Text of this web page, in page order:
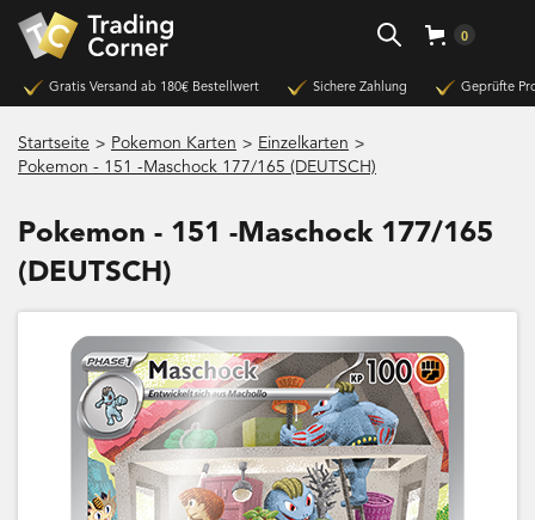
0
Gratis Versand ab 180€ Bestellwert Sichere Zahlung Geprüfte
Startseite > Pokemon Karten > Einzelkarten >
Pokemon - 151 -Maschock 177/165 (DEUTSCH)
Pokemon - 151 -Maschock 177/165
(DEUTSCH)